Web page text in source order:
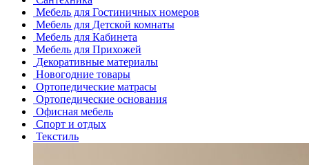
Мебель для Гостиничных номеров
Мебель для Детской комнаты
Мебель для Кабинета
Мебель для Прихожей
Декоративные материалы
Новогодние товары
Ортопедические матрасы
Ортопедические основания
Офисная мебель
Спорт и отдых
Текстиль